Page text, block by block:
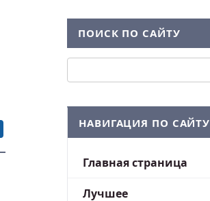
ПОИСК ПО САЙТУ
НАВИГАЦИЯ ПО САЙТУ
Главная страница
Лучшее